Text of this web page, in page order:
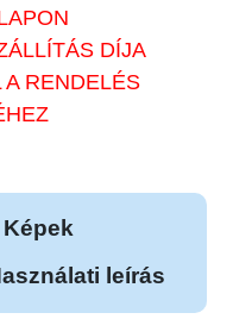
DÍJA
RENDELÉS
Képek
leírás